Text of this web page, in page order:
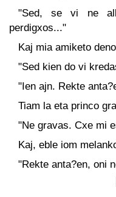
"Sed, se vi ne
perdigxos..."
Kaj mia amiketo
"Sed kien do vi
"Ien ajn. Rekte
Tiam la eta princo
"Ne gravas. Cxe mi
Kaj, eble iom
"Rekte anta?en, oni